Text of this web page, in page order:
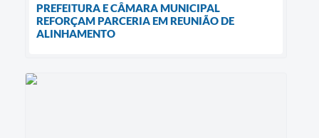
PREFEITURA E CÂMARA MUNICIPAL
REFORÇAM PARCERIA EM REUNIÃO DE
ALINHAMENTO